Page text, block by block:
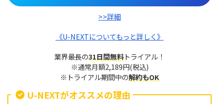
>>詳細
《U-NEXTについてもっと詳しく》
業界最長の31日間無料トライアル！
※通常月額2,189円(税込)
※トライアル期間中の解約もOK
U-NEXTがオススメの理由